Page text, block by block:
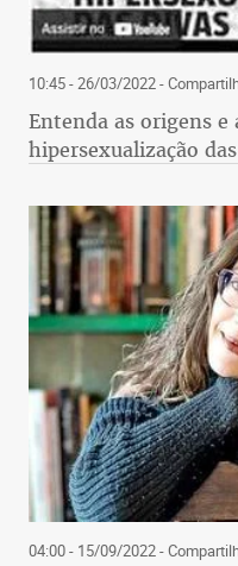
10:45 - 26/03/2022-
Entenda as origens e
hipersexualização
04:00 - 15/09/2022-